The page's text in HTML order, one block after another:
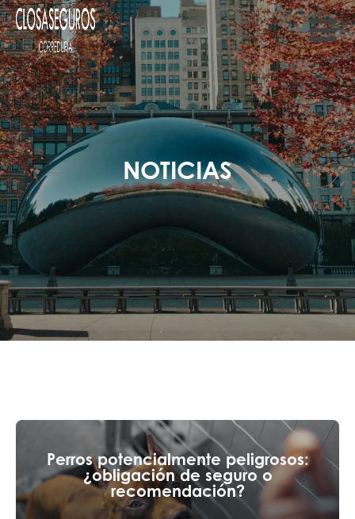
NOTICIAS
Perros potencialmente peligrosos:
¿obligación de seguro o
recomendación?